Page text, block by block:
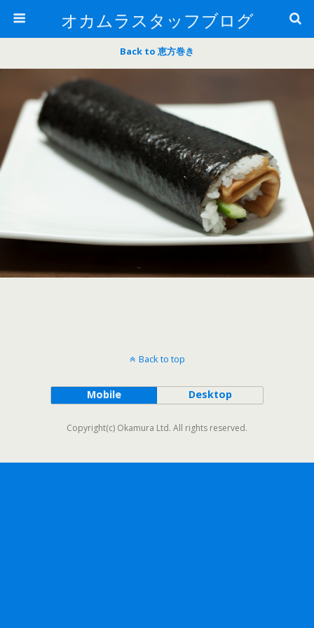
オカムラスタッフブログ
Back to 恵方巻き
Back to top
Mobile Desktop
Copyright(c) Okamura Ltd. All rights reserved.